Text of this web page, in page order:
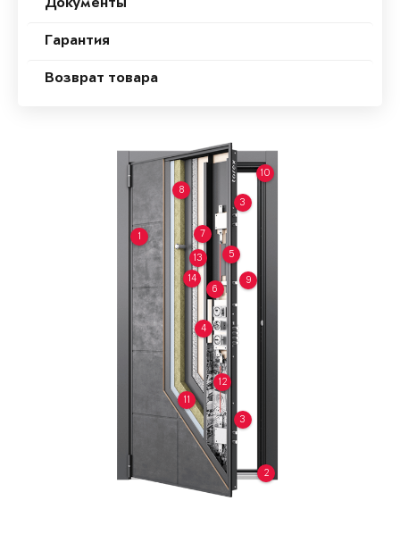
Документы
Гарантия
Возврат товара
1
2
3
3
4
5
6
7
8
9
10
11
12
13
14